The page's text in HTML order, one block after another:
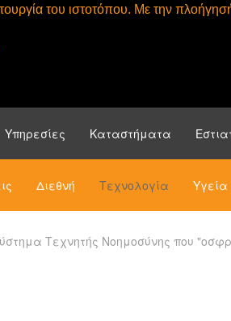
του ιστοτόπου. Με την
Υπηρεσίες Καταστήματα
Διεθνή Τεχνολογία Υγεία
Τεχνητής Νοημοσύνης που